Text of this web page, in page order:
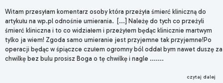
Witam przesyłam komentarz osoby która przeżyła śmierć kliniczną do
artykułu na wp.pl odnośnie umierania. [...] Należę do tych co przeżyli
śmierć kliniczna i to co widziałem i przeżyłem będąc klinicznie martwym
tylko ja wiem! Zgoda samo umieranie jest przyjemne tak przyjemne!Po
operacji będąc w śpiączce czułem ogromny ból oddał bym nawet duszę za
chwilkę bez bulu prosisz Boga o tę chwilkę i nagle .......
czytaj dalej